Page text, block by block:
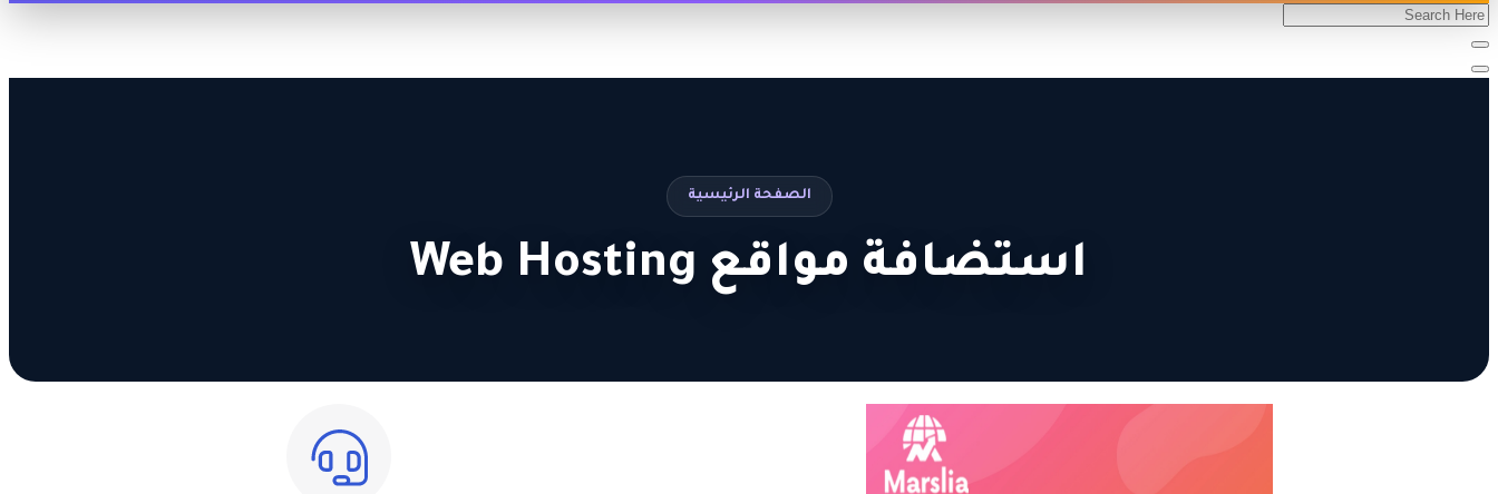
الصفحة الرئيسية
استضافة مواقع Web Hosting